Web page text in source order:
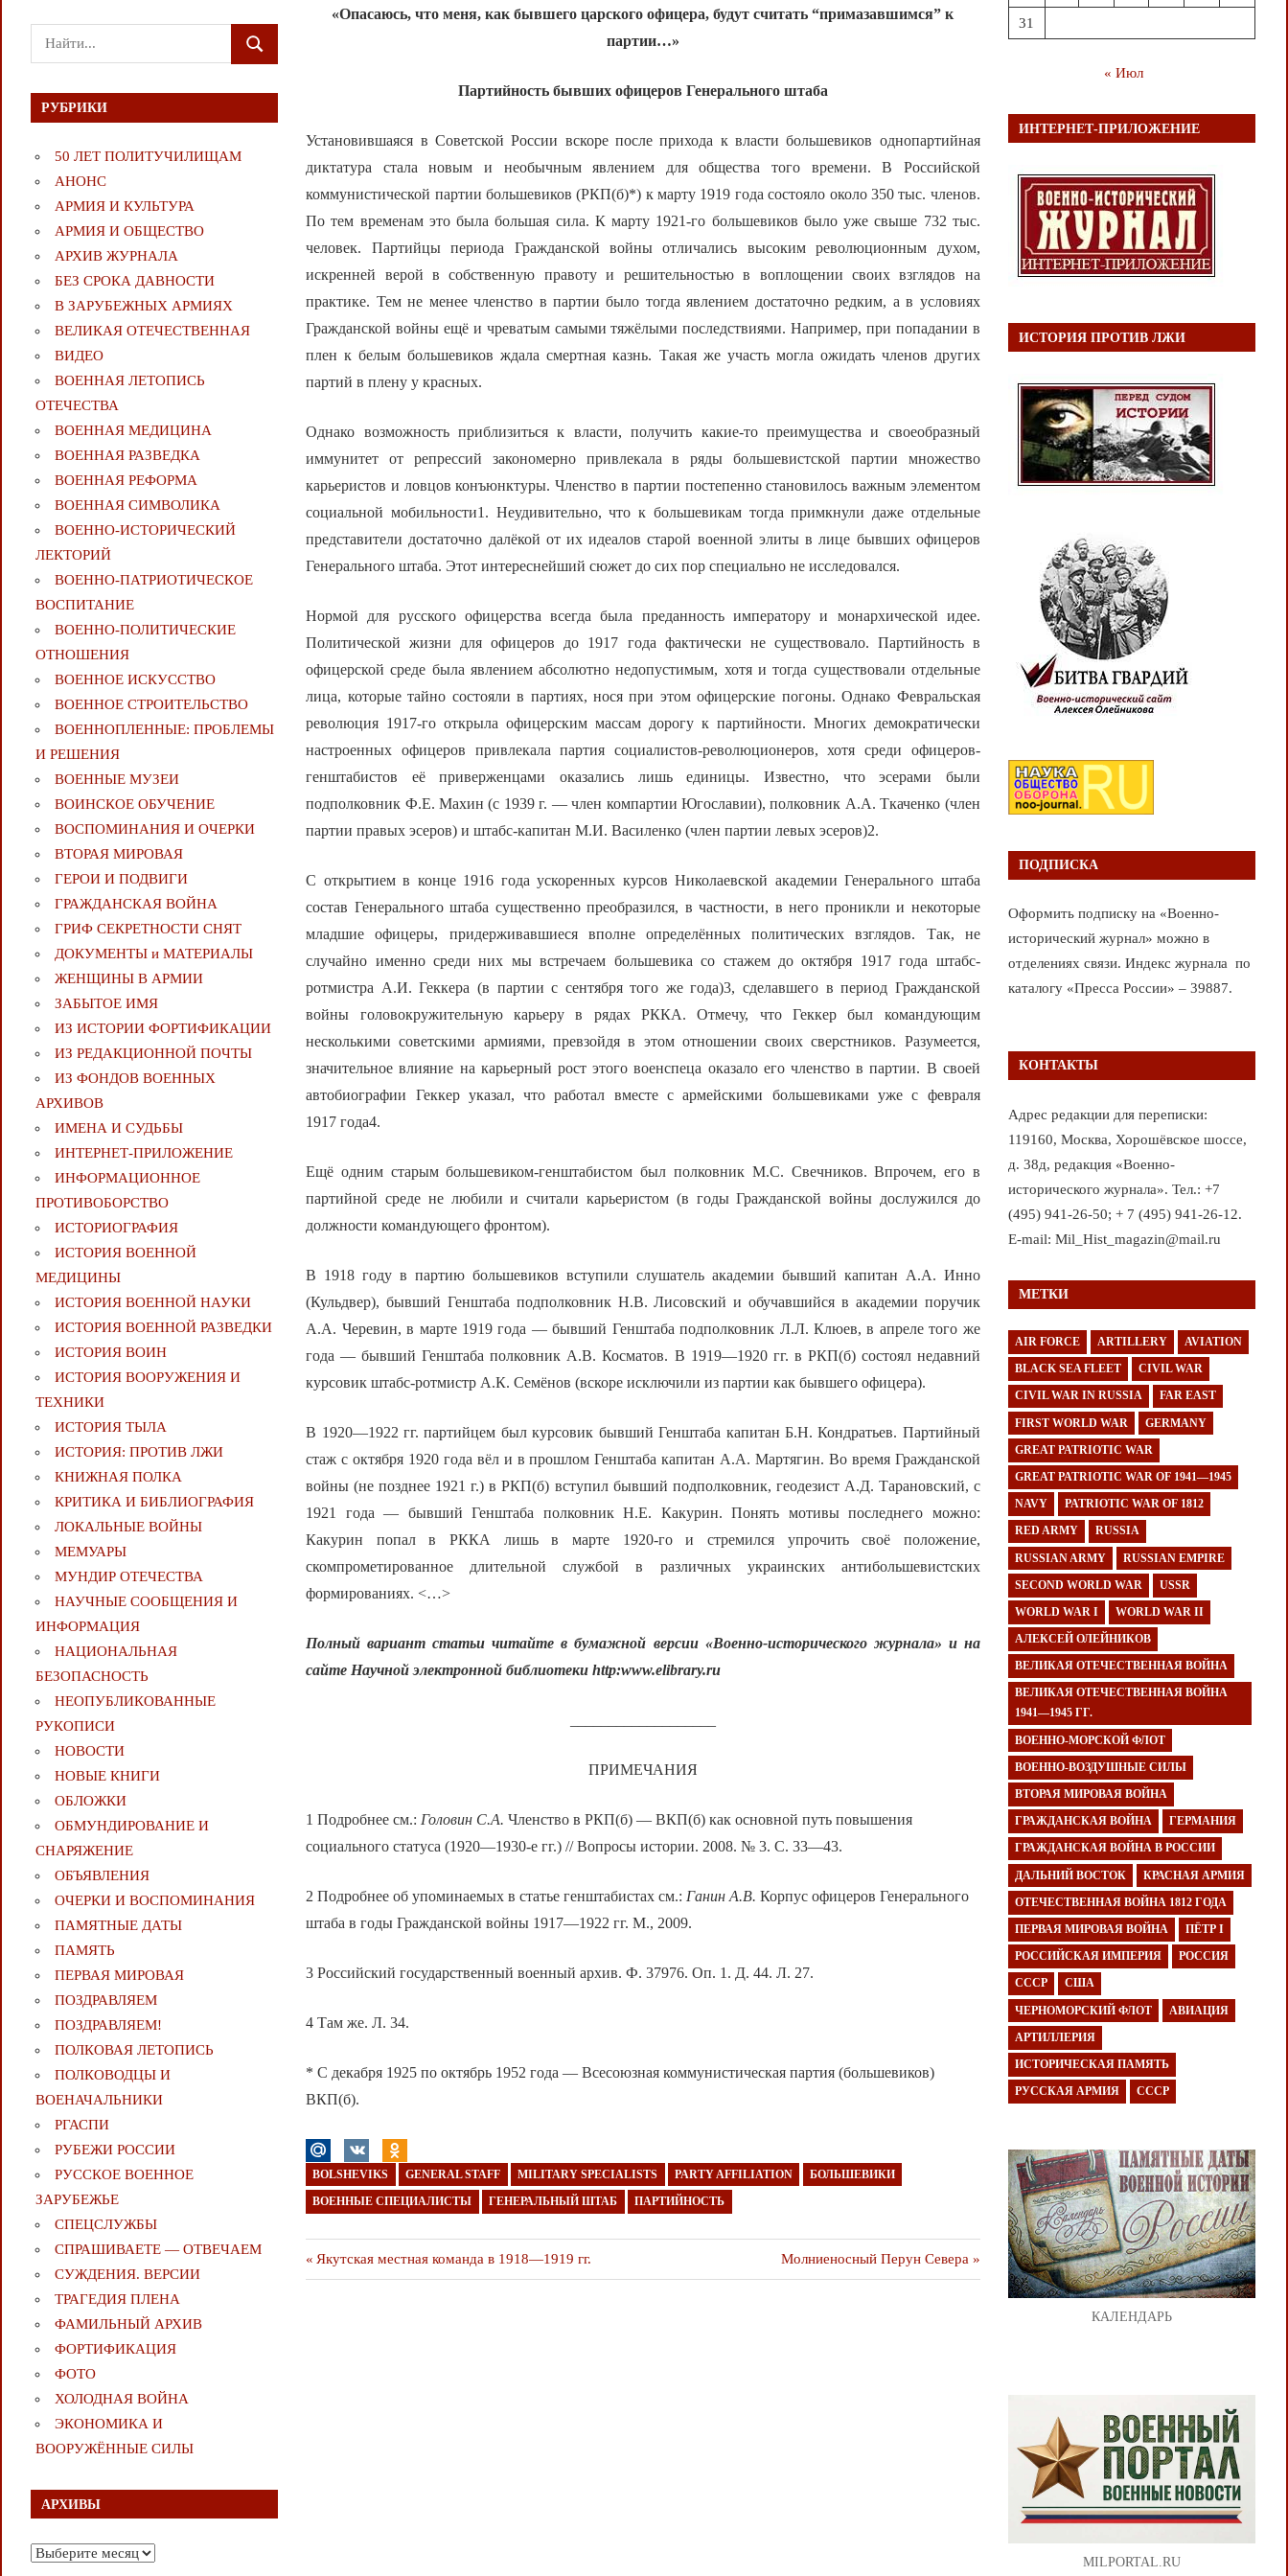
«Опасаюсь, что меня, как бывшего царского офицера, будут считать “примазавшимся” к
партии…»
Партийность бывших офицеров Генерального штаба
Установившаяся в Советской России вскоре после прихода к власти большевиков однопартийная
диктатура стала новым и необычным явлением для общества того времени. В Российской
коммунистической партии большевиков (РКП(б)*) к марту 1919 года состояло около 350 тыс. членов.
По тем временам это была большая сила. К марту 1921-го большевиков было уже свыше 732 тыс.
человек. Партийцы периода Гражданской войны отличались высоким революционным духом,
искренней верой в собственную правоту и решительностью в воплощении своих взглядов на
практике. Тем не менее членство в партии было тогда явлением достаточно редким, а в условиях
Гражданской войны ещё и чреватым самыми тяжёлыми последствиями. Например, при попадании в
плен к белым большевиков ждала смертная казнь. Такая же участь могла ожидать членов других
партий в плену у красных.
Однако возможность приблизиться к власти, получить какие-то преимущества и своеобразный
иммунитет от репрессий закономерно привлекала в ряды большевистской партии множество
карьеристов и ловцов конъюнктуры. Членство в партии постепенно становилось важным элементом
социальной мобильности1. Неудивительно, что к большевикам тогда примкнули даже отдельные
представители достаточно далёкой от их идеалов старой военной элиты в лице бывших офицеров
Генерального штаба. Этот интереснейший сюжет до сих пор специально не исследовался.
Нормой для русского офицерства всегда была преданность императору и монархической идее.
Политической жизни для офицеров до 1917 года фактически не существовало. Партийность в
офицерской среде была явлением абсолютно недопустимым, хотя и тогда существовали отдельные
лица, которые тайно состояли в партиях, нося при этом офицерские погоны. Однако Февральская
революция 1917-го открыла офицерским массам дорогу к партийности. Многих демократически
настроенных офицеров привлекала партия социалистов-революционеров, хотя среди офицеров-
генштабистов её приверженцами оказались лишь единицы. Известно, что эсерами были
подполковник Ф.Е. Махин (с 1939 г. — член компартии Югославии), полковник А.А. Ткаченко (член
партии правых эсеров) и штабс-капитан М.И. Василенко (член партии левых эсеров)2.
С открытием в конце 1916 года ускоренных курсов Николаевской академии Генерального штаба
состав Генерального штаба существенно преобразился, в частности, в него проникли и некоторые
младшие офицеры, придерживавшиеся вполне определённых политических взглядов. Так, не
случайно именно среди них мы встречаем большевика со стажем до октября 1917 года штабс-
ротмистра А.И. Геккера (в партии с сентября того же года)3, сделавшего в период Гражданской
войны головокружительную карьеру в рядах РККА. Отмечу, что Геккер был командующим
несколькими советскими армиями, превзойдя в этом отношении своих сверстников. Разумеется,
значительное влияние на карьерный рост этого военспеца оказало его членство в партии. В своей
автобиографии Геккер указал, что работал вместе с армейскими большевиками уже с февраля
1917 года4.
Ещё одним старым большевиком-генштабистом был полковник М.С. Свечников. Впрочем, его в
партийной среде не любили и считали карьеристом (в годы Гражданской войны дослужился до
должности командующего фронтом).
В 1918 году в партию большевиков вступили слушатель академии бывший капитан А.А. Инно
(Кульдвер), бывший Генштаба подполковник Н.В. Лисовский и обучавшийся в академии поручик
А.А. Черевин, в марте 1919 года — бывший Генштаба подполковник Л.Л. Клюев, в апреле того же
года — бывший Генштаба полковник А.В. Косматов. В 1919—1920 гг. в РКП(б) состоял недавний
курсовик штабс-ротмистр А.К. Семёнов (вскоре исключили из партии как бывшего офицера).
В 1920—1922 гг. партийцем был курсовик бывший Генштаба капитан Б.Н. Кондратьев. Партийный
стаж с октября 1920 года вёл и в прошлом Генштаба капитан А.А. Мартягин. Во время Гражданской
войны (не позднее 1921 г.) в РКП(б) вступил бывший подполковник, геодезист А.Д. Тарановский, с
1921 года — бывший Генштаба полковник Н.Е. Какурин. Понять мотивы последнего можно:
Какурин попал в РККА лишь в марте 1920-го и стремился упрочить своё положение,
скомпрометированное длительной службой в различных украинских антибольшевистских
формированиях. <…>
Полный вариант статьи читайте в бумажной версии «Военно-исторического журнала» и на
сайте Научной электронной библиотекиhttp:www.elibrary.ru
ПРИМЕЧАНИЯ
1 Подробнее см.: Головин С.А. Членство в РКП(б) — ВКП(б) как основной путь повышения
социального статуса (1920—1930-е гг.) // Вопросы истории. 2008. № 3. С. 33—43.
2 Подробнее об упоминаемых в статье генштабистах см.: Ганин А.В. Корпус офицеров Генерального
штаба в годы Гражданской войны 1917—1922 гг. М., 2009.
3 Российский государственный военный архив. Ф. 37976. Оп. 1. Д. 44. Л. 27.
4 Там же. Л. 34.
* С декабря 1925 по октябрь 1952 года — Всесоюзная коммунистическая партия (большевиков)
ВКП(б).
BOLSHEVIKS GENERAL STAFF MILITARY SPECIALISTS PARTY AFFILIATION БОЛЬШЕВИКИ
ВОЕННЫЕ СПЕЦИАЛИСТЫ ГЕНЕРАЛЬНЫЙ ШТАБ ПАРТИЙНОСТЬ
Навигация
Предыдущая
публикация
Якутская местная команда в 1918—1919 гг.
Следующая
публикация
Молниеносный Перун Севера
Поиск
для:
ПОИСК
РУБРИКИ
50 ЛЕТ ПОЛИТУЧИЛИЩАМ
АНОНС
АРМИЯ И КУЛЬТУРА
АРМИЯ И ОБЩЕСТВО
АРХИВ ЖУРНАЛА
БЕЗ СРОКА ДАВНОСТИ
В ЗАРУБЕЖНЫХ АРМИЯХ
ВЕЛИКАЯ ОТЕЧЕСТВЕННАЯ
ВИДЕО
ВОЕННАЯ ЛЕТОПИСЬ
ОТЕЧЕСТВА
ВОЕННАЯ МЕДИЦИНА
ВОЕННАЯ РАЗВЕДКА
ВОЕННАЯ РЕФОРМА
ВОЕННАЯ СИМВОЛИКА
ВОЕННО-ИСТОРИЧЕСКИЙ
ЛЕКТОРИЙ
ВОЕННО-ПАТРИОТИЧЕСКОЕ
ВОСПИТАНИЕ
ВОЕННО-ПОЛИТИЧЕСКИE
ОТНОШЕНИЯ
ВОЕННОЕ ИСКУССТВО
ВОЕННОЕ СТРОИТЕЛЬСТВО
ВОЕННОПЛЕННЫЕ: ПРОБЛЕМЫ
И РЕШЕНИЯ
ВОЕННЫЕ МУЗЕИ
ВОИНСКОЕ ОБУЧЕНИЕ
ВОСПОМИНАНИЯ И ОЧЕРКИ
ВТОРАЯ МИРОВАЯ
ГЕРОИ И ПОДВИГИ
ГРАЖДАНСКАЯ ВОЙНА
ГРИФ СЕКРЕТНОСТИ СНЯТ
ДОКУМЕНТЫ и МАТЕРИАЛЫ
ЖЕНЩИНЫ В АРМИИ
ЗАБЫТОЕ ИМЯ
ИЗ ИСТОРИИ ФОРТИФИКАЦИИ
ИЗ РЕДАКЦИОННОЙ ПОЧТЫ
ИЗ ФОНДОВ ВОЕННЫХ
АРХИВОВ
ИМЕНА И СУДЬБЫ
ИНТЕРНЕТ-ПРИЛОЖЕНИЕ
ИНФОРМАЦИОННОЕ
ПРОТИВОБОРСТВО
ИСТОРИОГРАФИЯ
ИСТОРИЯ ВОЕННОЙ
МЕДИЦИНЫ
ИСТОРИЯ ВОЕННОЙ НАУКИ
ИСТОРИЯ ВОЕННОЙ РАЗВЕДКИ
ИСТОРИЯ ВОИН
ИСТОРИЯ ВООРУЖЕНИЯ И
ТЕХНИКИ
ИСТОРИЯ ТЫЛА
ИСТОРИЯ: ПРОТИВ ЛЖИ
КНИЖНАЯ ПОЛКА
КРИТИКА И БИБЛИОГРАФИЯ
ЛОКАЛЬНЫЕ ВОЙНЫ
МЕМУАРЫ
МУНДИР ОТЕЧЕСТВА
НАУЧНЫЕ СООБЩЕНИЯ И
ИНФОРМАЦИЯ
НАЦИОНАЛЬНАЯ
БЕЗОПАСНОСТЬ
НЕОПУБЛИКОВАННЫЕ
РУКОПИСИ
НОВОСТИ
НОВЫЕ КНИГИ
ОБЛОЖКИ
ОБМУНДИРОВАНИЕ И
СНАРЯЖЕНИЕ
ОБЪЯВЛЕНИЯ
ОЧЕРКИ И ВОСПОМИНАНИЯ
ПАМЯТНЫЕ ДАТЫ
ПАМЯТЬ
ПЕРВАЯ МИРОВАЯ
ПОЗДРАВЛЯЕМ
ПОЗДРАВЛЯЕМ!
ПОЛКОВАЯ ЛЕТОПИСЬ
ПОЛКОВОДЦЫ И
ВОЕНАЧАЛЬНИКИ
РГАСПИ
РУБЕЖИ РОССИИ
РУССКОЕ ВОЕННОЕ
ЗАРУБЕЖЬЕ
СПЕЦСЛУЖБЫ
СПРАШИВАЕТЕ — ОТВЕЧАЕМ
СУЖДЕНИЯ. ВЕРСИИ
ТРАГЕДИЯ ПЛЕНА
ФАМИЛЬНЫЙ АРХИВ
ФОРТИФИКАЦИЯ
ФОТО
ХОЛОДНАЯ ВОЙНА
ЭКОНОМИКА И
ВООРУЖЁННЫЕ СИЛЫ
АРХИВЫ
Архивы
31
« Июл
ИНТЕРНЕТ-ПРИЛОЖЕНИЕ
ИСТОРИЯ ПРОТИВ ЛЖИ
ПОДПИСКА
Оформить подписку на «Военно-
исторический журнал» можно в
отделениях связи. Индекс журнала по
каталогу «Пресса России» – 39887.
КОНТАКТЫ
Адрес редакции для переписки:
119160, Москва, Хорошёвское шоссе,
д. 38д, редакция «Военно-
исторического журнала». Тел.: +7
(495) 941-26-50; + 7 (495) 941-26-12.
E-mail: Mil_Hist_magazin@mail.ru
МЕТКИ
AIR FORCE ARTILLERY AVIATION
BLACK SEA FLEET CIVIL WAR
CIVIL WAR IN RUSSIA FAR EAST
FIRST WORLD WAR GERMANY
GREAT PATRIOTIC WAR
GREAT PATRIOTIC WAR OF 1941—1945
NAVY PATRIOTIC WAR OF 1812
RED ARMY RUSSIA
RUSSIAN ARMY RUSSIAN EMPIRE
SECOND WORLD WAR USSR
WORLD WAR I WORLD WAR II
АЛЕКСЕЙ ОЛЕЙНИКОВ
ВЕЛИКАЯ ОТЕЧЕСТВЕННАЯ ВОЙНА
ВЕЛИКАЯ ОТЕЧЕСТВЕННАЯ ВОЙНА
1941—1945 ГГ.
ВОЕННО-МОРСКОЙ ФЛОТ
ВОЕННО-ВОЗДУШНЫЕ СИЛЫ
ВТОРАЯ МИРОВАЯ ВОЙНА
ГРАЖДАНСКАЯ ВОЙНА ГЕРМАНИЯ
ГРАЖДАНСКАЯ ВОЙНА В РОССИИ
ДАЛЬНИЙ ВОСТОК КРАСНАЯ АРМИЯ
ОТЕЧЕСТВЕННАЯ ВОЙНА 1812 ГОДА
ПЕРВАЯ МИРОВАЯ ВОЙНА ПЁТР I
РОССИЙСКАЯ ИМПЕРИЯ РОССИЯ
СССР США
ЧЕРНОМОРСКИЙ ФЛОТ АВИАЦИЯ
АРТИЛЛЕРИЯ
ИСТОРИЧЕСКАЯ ПАМЯТЬ
РУССКАЯ АРМИЯ СССР
КАЛЕНДАРЬ
MILPORTAL.RU